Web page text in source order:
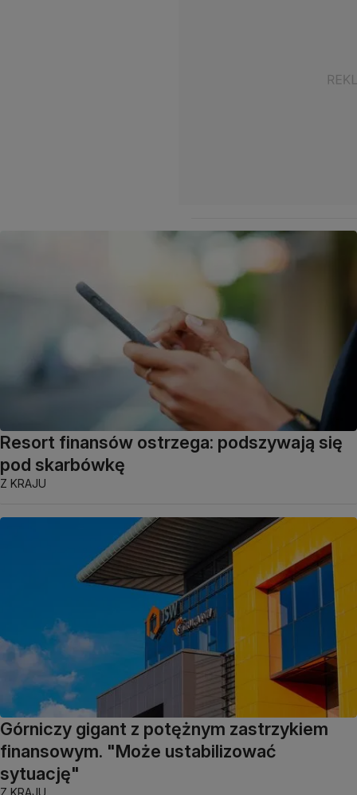
Resort finansów ostrzega: podszywają się
pod skarbówkę
Z KRAJU
Górniczy gigant z potężnym zastrzykiem
finansowym. "Może ustabilizować
sytuację"